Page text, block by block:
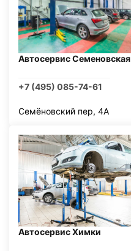
Автосервис Семеновская
+7 (495) 085-74-61
Семёновский пер, 4А
Автосервис Химки